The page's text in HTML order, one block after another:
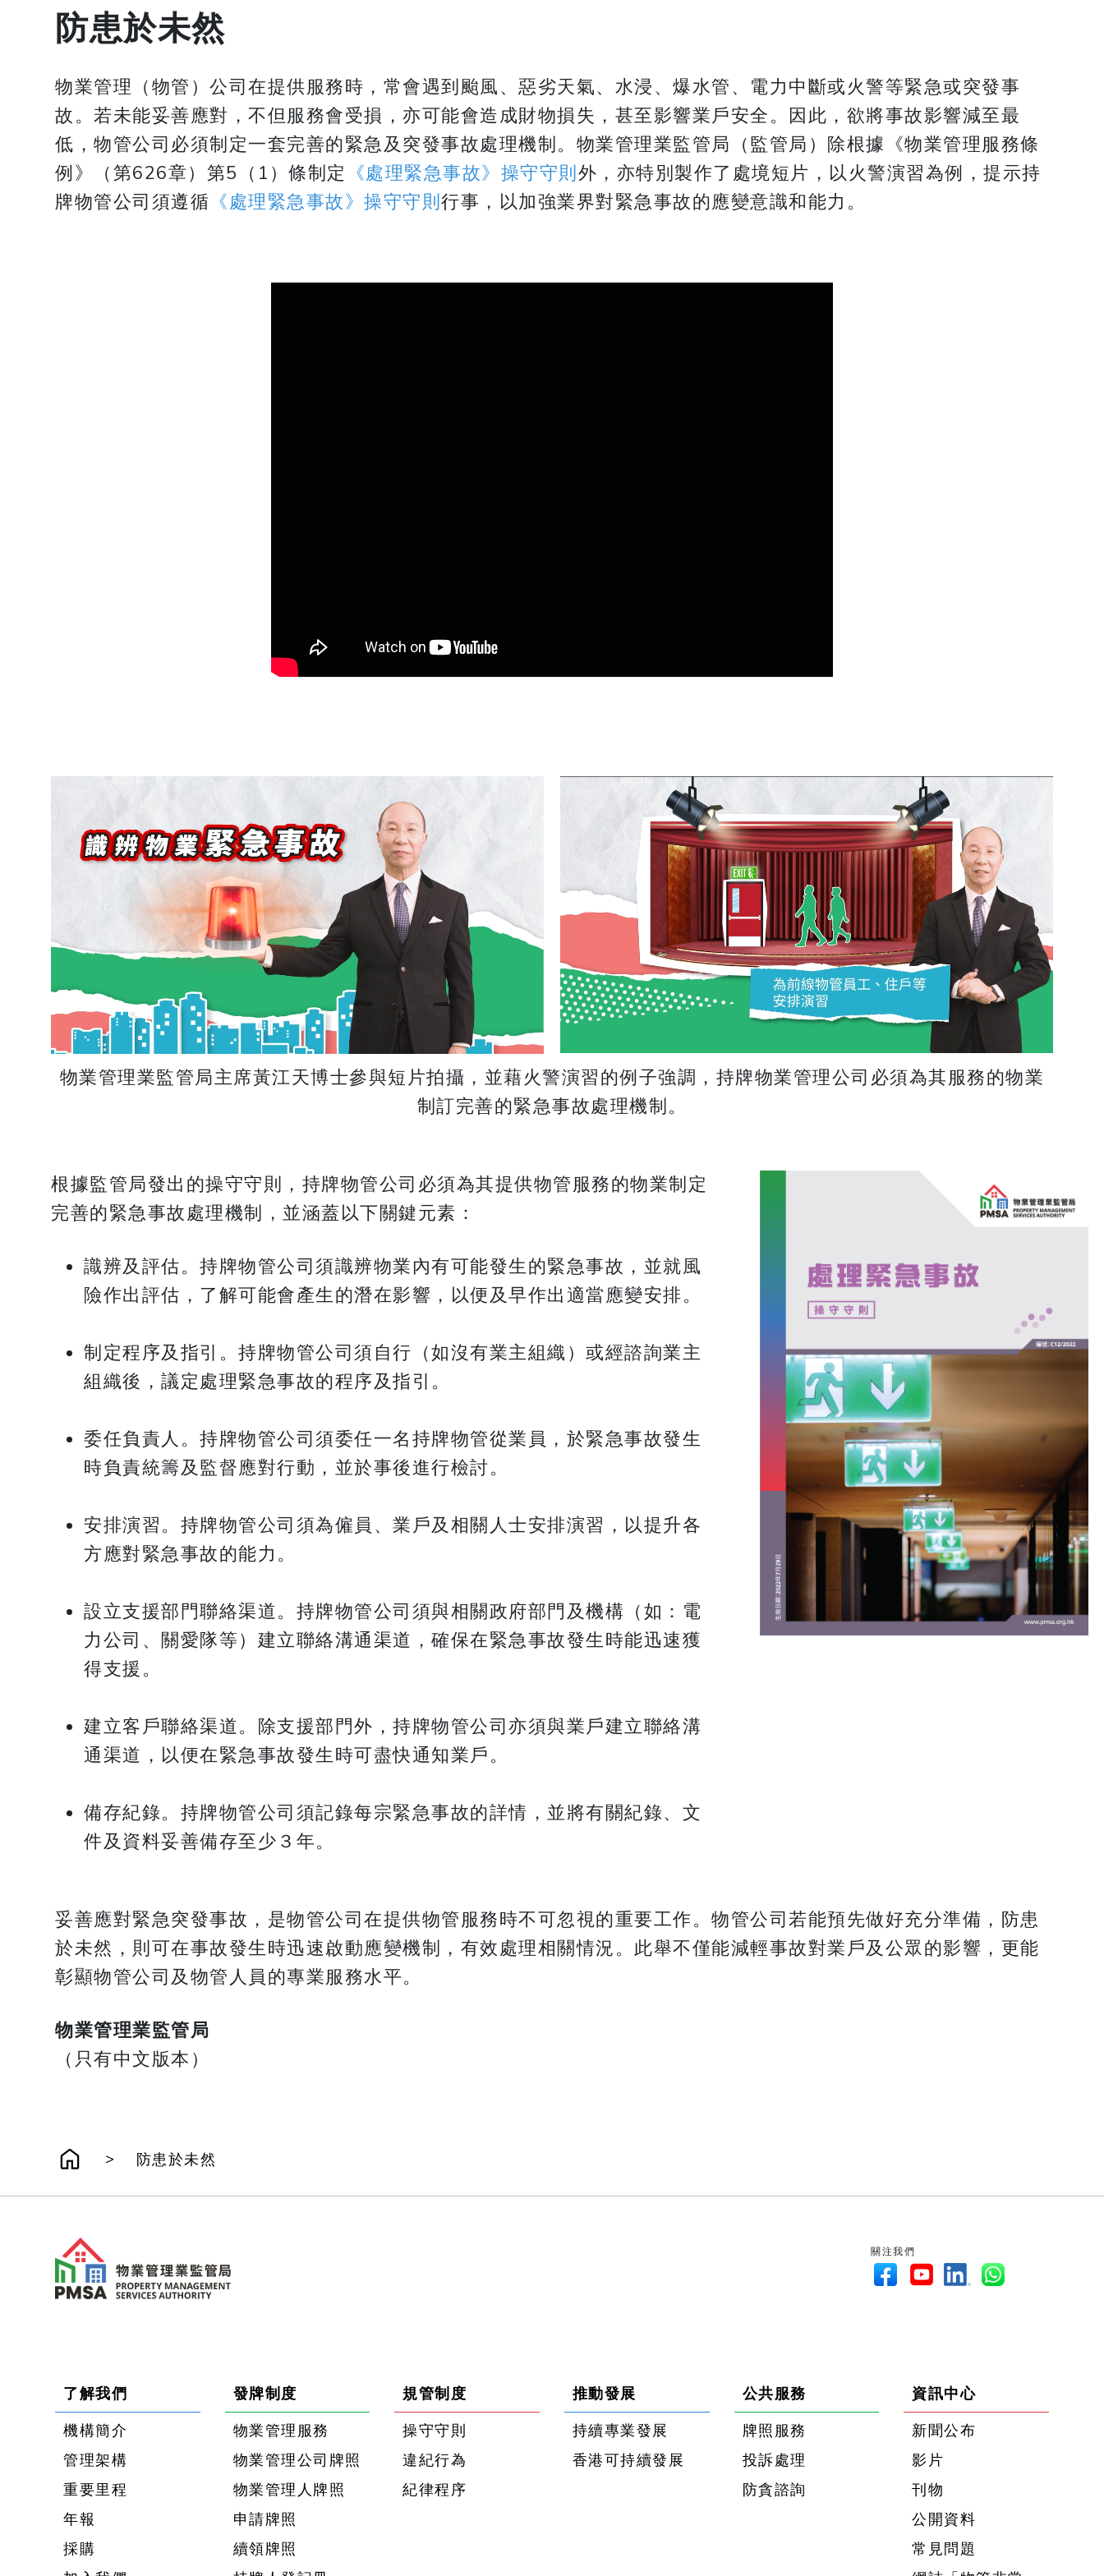
防患於未然
物業管理（物管）公司在提供服務時，常會遇到颱風、惡劣天氣、水浸、爆水管、電力中斷或火警等緊急或突發事
故。若未能妥善應對，不但服務會受損，亦可能會造成財物損失，甚至影響業戶安全。因此，欲將事故影響減至最
低，物管公司必須制定一套完善的緊急及突發事故處理機制。物業管理業監管局（監管局）除根據《物業管理服務條
例》（第626章）第5（1）條制定 《處理緊急事故》操守守則外，亦特別製作了處境短片，以火警演習為例，提示持
牌物管公司須遵循 《處理緊急事故》操守守則行事，以加強業界對緊急事故的應變意識和能力。
物業管理業監管局主席黃江天博士參與短片拍攝，並藉火警演習的例子強調，持牌物業管理公司必須為其服務的物業
制訂完善的緊急事故處理機制。
根據監管局發出的操守守則，持牌物管公司必須為其提供物管服務的物業制定
完善的緊急事故處理機制，並涵蓋以下關鍵元素：
識辨及評估。持牌物管公司須識辨物業內有可能發生的緊急事故，並就風
險作出評估，了解可能會產生的潛在影響，以便及早作出適當應變安排。
制定程序及指引。持牌物管公司須自行（如沒有業主組織）或經諮詢業主
組織後，議定處理緊急事故的程序及指引。
委任負責人。持牌物管公司須委任一名持牌物管從業員，於緊急事故發生
時負責統籌及監督應對行動，並於事後進行檢討。
安排演習。持牌物管公司須為僱員、業戶及相關人士安排演習，以提升各
方應對緊急事故的能力。
設立支援部門聯絡渠道。持牌物管公司須與相關政府部門及機構（如：電
力公司、關愛隊等）建立聯絡溝通渠道，確保在緊急事故發生時能迅速獲
得支援。
建立客戶聯絡渠道。除支援部門外，持牌物管公司亦須與業戶建立聯絡溝
通渠道，以便在緊急事故發生時可盡快通知業戶。
備存紀錄。持牌物管公司須記錄每宗緊急事故的詳情，並將有關紀錄、文
件及資料妥善備存至少３年。
妥善應對緊急突發事故，是物管公司在提供物管服務時不可忽視的重要工作。物管公司若能預先做好充分準備，防患
於未然，則可在事故發生時迅速啟動應變機制，有效處理相關情況。此舉不僅能減輕事故對業戶及公眾的影響，更能
彰顯物管公司及物管人員的專業服務水平。
物業管理業監管局
（只有中文版本）
> 防患於未然
關注我們
了解我們
機構簡介
管理架構
重要里程
年報
採購
發牌制度
物業管理服務
物業管理公司牌照
物業管理人牌照
申請牌照
續領牌照
規管制度
操守守則
違紀行為
紀律程序
推動發展
持續專業發展
香港可持續發展
公共服務
牌照服務
投訴處理
防貪諮詢
資訊中心
新聞公布
影片
刊物
公開資料
常見問題